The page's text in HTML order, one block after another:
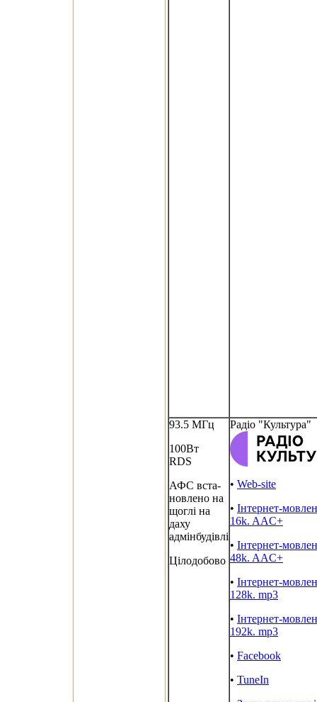
93.5 МГц
100Вт
RDS
АФС вста-
новлено на
щоглі на
даху
адмінбудівлі
Цілодобово
Радіо "Культура"
• Web-site
• Інтернет-
16k. AAC+
• Інтернет-
48k. AAC+
• Інтернет-
128k. mp3
• Інтернет-
192k. mp3
• Facebook
• TuneIn